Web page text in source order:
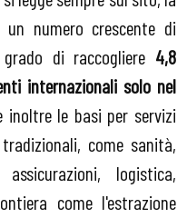
numero crescente di
di raccogliere 4,8
internazionali solo nel
inoltre le basi per servizi
come sanità,
logistica,
come l'estrazione